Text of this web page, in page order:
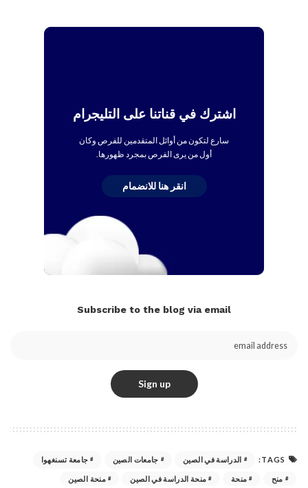
اشترك في قناتنا على التليجرام
سارع لتكون من أوائل المتقدمين للفرص وكان
أول من يرى الفرص بمجرد ظهورها.
انقر هنا للانضمام
Subscribe to the blog via email
TAGS: الدراسة في الصين جامعات الصين جامعة تسنغهوا
منح منحة منحة الدراسة في الصين
منحة الصين